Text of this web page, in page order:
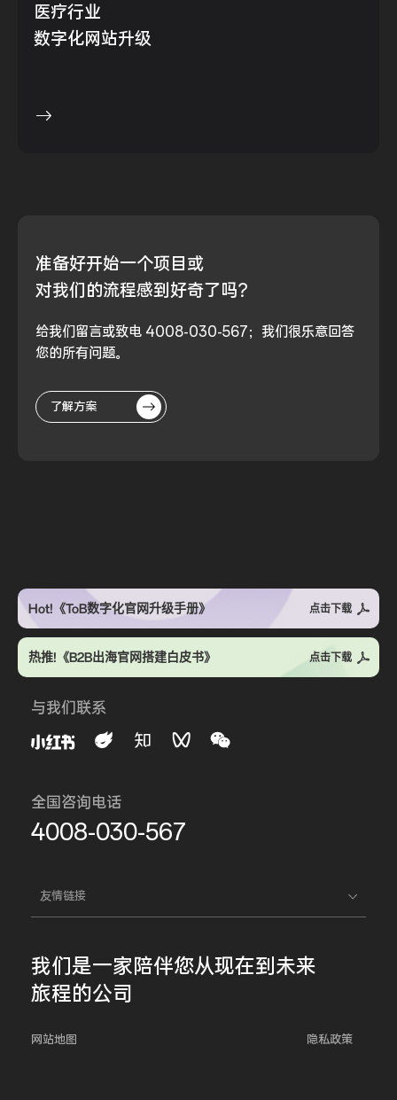
医疗行业
数字化网站升级
准备好开始一个项目或
对我们的流程感到好奇了吗？
给我们留言或致电 4008-030-567；我们很乐意回答
您的所有问题。
了解方案
Hot!《ToB数字化官网升级手册》 点击下载
热推!《B2B出海官网搭建白皮书》 点击下载
与我们联系
全国咨询电话
4008-030-567
友情链接
我们是一家陪伴您从现在到未来
旅程的公司
网站地图 隐私政策